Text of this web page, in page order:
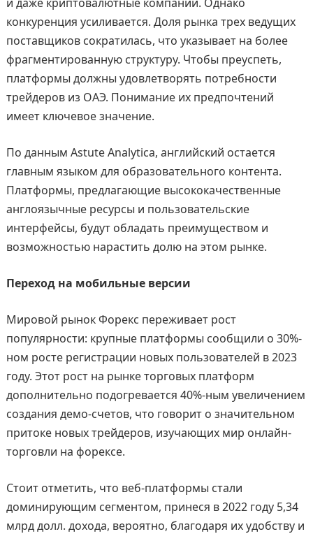
конкуренция усиливается. Доля рынка трех ведущих
поставщиков сократилась, что указывает на более
фрагментированную структуру. Чтобы преуспеть,
платформы должны удовлетворять потребности
трейдеров из ОАЭ. Понимание их предпочтений
имеет ключевое значение.
По данным Astute Analytica, английский остается
главным языком для образовательного контента.
Платформы, предлагающие высококачественные
англоязычные ресурсы и пользовательские
интерфейсы, будут обладать преимуществом и
возможностью нарастить долю на этом рынке.
Переход на мобильные версии
Мировой рынок Форекс переживает рост
популярности: крупные платформы сообщили о 30%-
ном росте регистрации новых пользователей в 2023
году. Этот рост на рынке торговых платформ
дополнительно подогревается 40%-ным увеличением
создания демо-счетов, что говорит о значительном
притоке новых трейдеров, изучающих мир онлайн-
торговли на форексе.
Стоит отметить, что веб-платформы стали
доминирующим сегментом, принеся в 2022 году 5,34
млрд долл. дохода, вероятно, благодаря их удобству и